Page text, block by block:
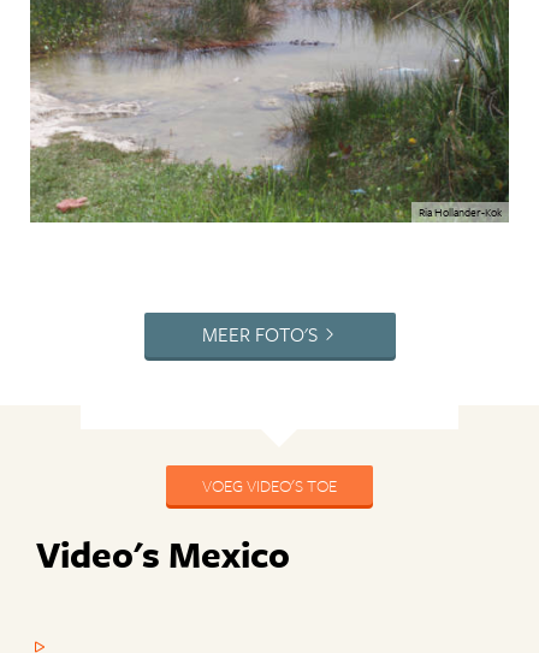
Ria Hollander-Kok
MEER FOTO'S
VOEG VIDEO'S TOE
Video's Mexico